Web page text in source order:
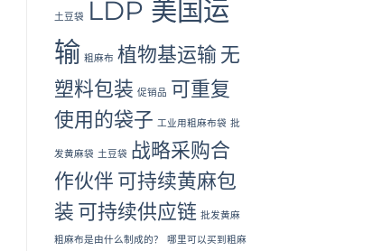
土豆袋
LDP 美国运
输 粗麻布 植物基运输 无
塑料包装 促销品 可重复
使用的袋子 工业用粗麻布袋 批
发黄麻袋 土豆袋 战略采购合
作伙伴 可持续黄麻包
装 可持续供应链 批发黄麻
粗麻布是由什么制成的？ 哪里可以买到粗麻